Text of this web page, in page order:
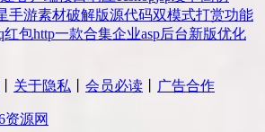
手游素材破解版源代码双模式打赏功能
红包http一款合集企业asp后台新版优化
关于隐私 会员必读 广告合作
资源网